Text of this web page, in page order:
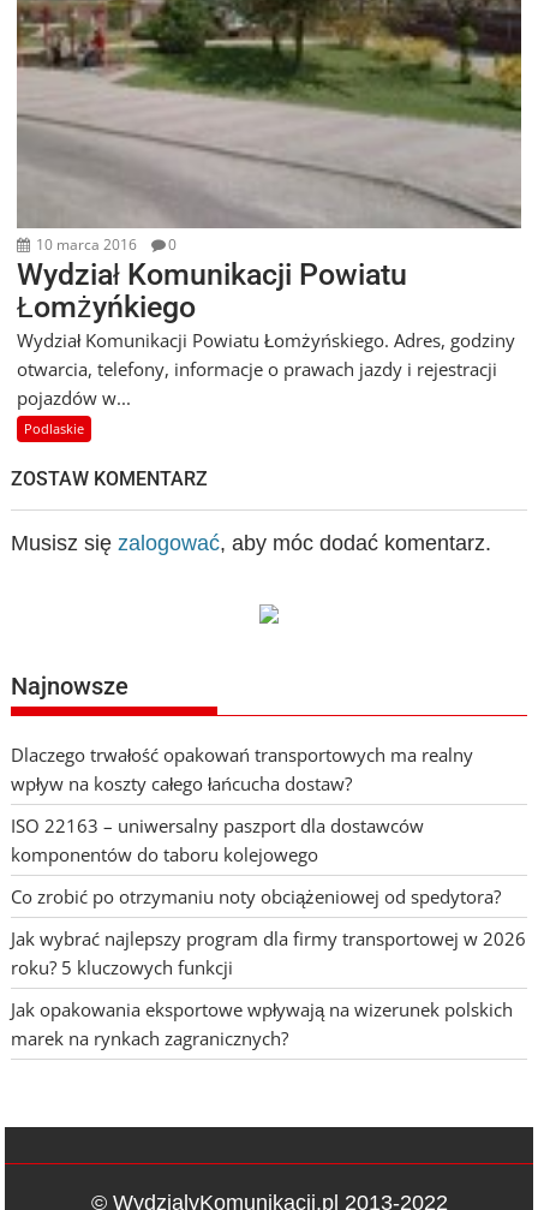
10 marca 2016 0
Wydział Komunikacji Powiatu
Łomżyńkiego
Wydział Komunikacji Powiatu Łomżyńskiego. Adres, godziny
otwarcia, telefony, informacje o prawach jazdy i rejestracji
pojazdów w...
Podlaskie
ZOSTAW KOMENTARZ
Musisz się zalogować, aby móc dodać komentarz.
Najnowsze
Dlaczego trwałość opakowań transportowych ma realny
wpływ na koszty całego łańcucha dostaw?
ISO 22163 – uniwersalny paszport dla dostawców
komponentów do taboru kolejowego
Co zrobić po otrzymaniu noty obciążeniowej od spedytora?
Jak wybrać najlepszy program dla firmy transportowej w 2026
roku? 5 kluczowych funkcji
Jak opakowania eksportowe wpływają na wizerunek polskich
marek na rynkach zagranicznych?
© WydzialyKomunikacji.pl 2013-2022